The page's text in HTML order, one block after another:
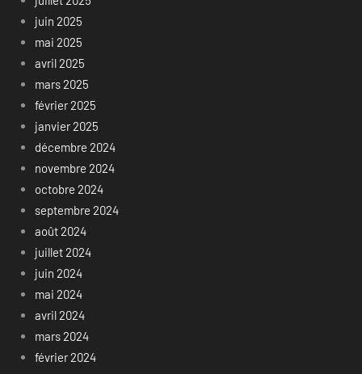
juin 2025
mai 2025
avril 2025
mars 2025
février 2025
janvier 2025
décembre 2024
novembre 2024
octobre 2024
septembre 2024
août 2024
juillet 2024
juin 2024
mai 2024
avril 2024
mars 2024
février 2024